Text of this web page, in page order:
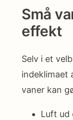
Små
effekt
Selv i et
indeklimaet
vaner kan
Luft ud